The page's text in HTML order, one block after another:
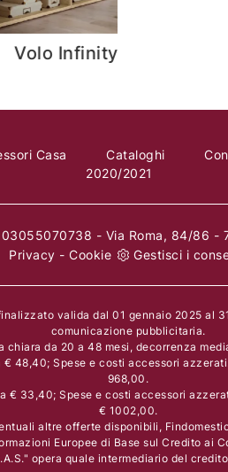
Arcadia AS026
Casa Cataloghi
2020/2021
- Via Roma, 84/86 -
Privacy -Cookie Gestisci i
valida dal 01 gennaio 2025 al
comunicazione pubblicitaria.
chiara da 20 a 48 mesi, decorrenza
€ 48,40; Spese e costi accessori
968,00.
€ 33,40; Spese e costi accessori
€ 1002,00.
altre offerte disponibili,
Europee di Base sul Credito ai
opera quale intermediario del